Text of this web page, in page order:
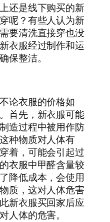
是线下购买的新
呢？有些人认为新
要清洗直接穿也没
衣服经过制作和运
保整洁。
衣服的价格如
首先，新衣服可能
造过程中被用作防
种物质对人体有
着，可能会引起过
衣服中甲醛含量较
降低成本，会使用
质，这对人体危害
新衣服买回家后应
人体的危害。